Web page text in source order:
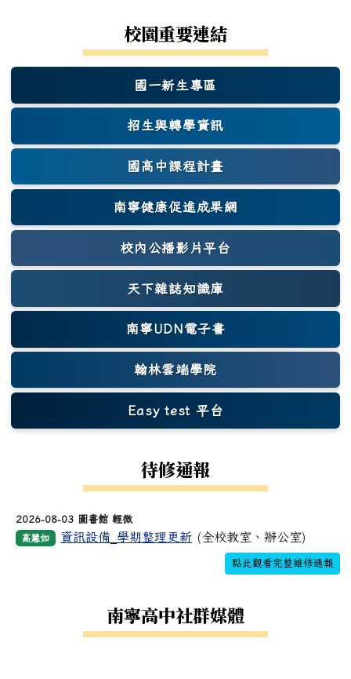
校園重要連結
國一新生專區
(另開新視窗)
招生與轉學資訊
國高中課程計畫
南寧健康促進成果網
(另開新視窗)
校內公播影片平台
天下雜誌知識庫
(另開新視窗)
南寧UDN電子書
翰林雲端學院
Easy test 平台
(另開新視窗)
待修通報
2026-08-03 圖書館 輕微
高慧如 資訊設備_學期整理更新 (全校教室、辦公室)
點此觀看完整維修通報
南寧高中社群媒體